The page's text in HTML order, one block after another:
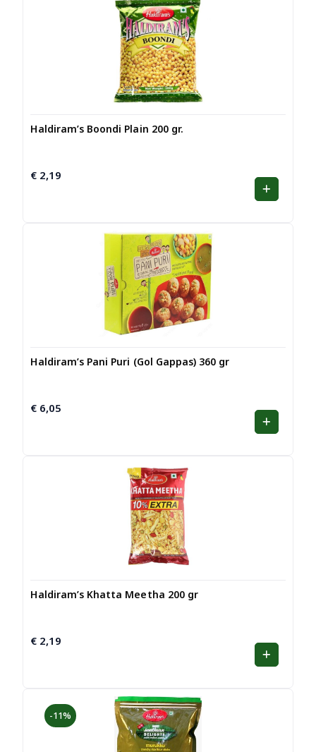
Haldiram’s Boondi Plain 200 gr.
€ 2,19
Haldiram’s Pani Puri (Gol Gappas) 360 gr
€ 6,05
Haldiram’s Khatta Meetha 200 gr
€ 2,19
-11%